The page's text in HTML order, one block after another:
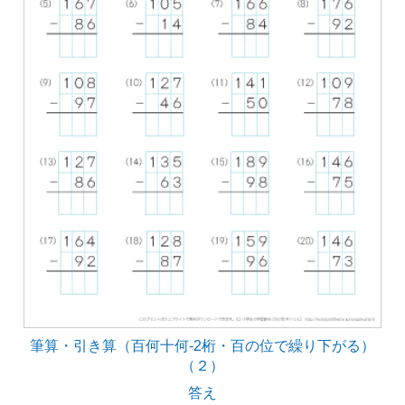
筆算・引き算（百何十何-2桁・百の位で繰り下がる）
（２）
答え